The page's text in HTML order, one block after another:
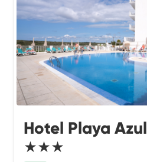
Hotel Playa Azul
★★★